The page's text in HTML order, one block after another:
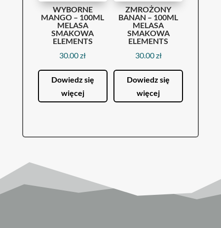
WYBORNE
MANGO – 100ML
MELASA
SMAKOWA
ELEMENTS
30.00zł
Dowiedz się
więcej
ZMROŻONY
BANAN – 100ML
MELASA
SMAKOWA
ELEMENTS
30.00zł
Dowiedz się
więcej